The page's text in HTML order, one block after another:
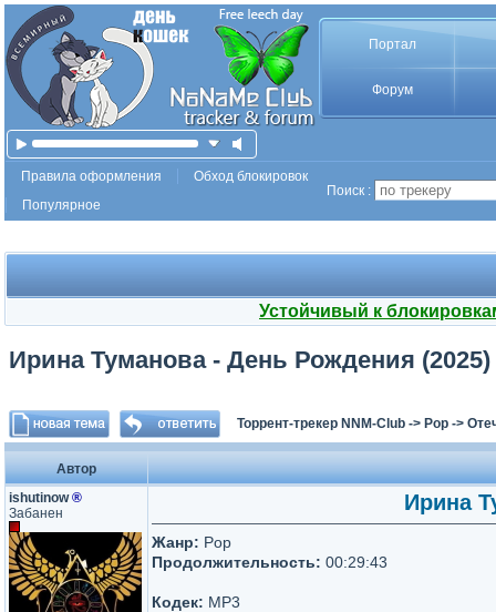
Портал
Форум
Правила оформления
Обход блокировок
Популярное
Поиск :
Устойчивый к
Ирина Туманова - День Рождения (2025)
Торрент-трекер NNM-Club -> Pop ->
Автор
ishutinow®
Забанен
Ирина
Жанр: Pop
Продолжительность: 00:29:43
Кодек: MP3